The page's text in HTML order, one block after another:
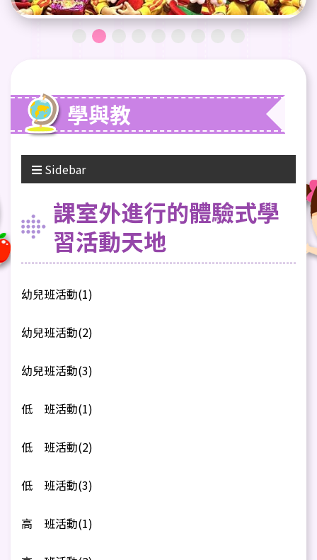
學與教
Sidebar
課室外進行的體驗式學
習活動天地
幼兒班活動(1)
幼兒班活動(2)
幼兒班活動(3)
低 班活動(1)
低 班活動(2)
低 班活動(3)
高 班活動(1)